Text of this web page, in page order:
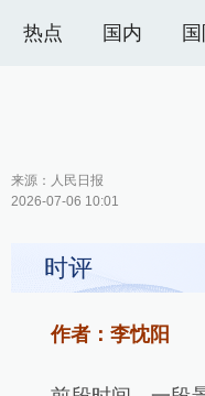
热点 国内
来源： 人民日报
2026-07-06 10:01
时评
作者：李忱阳